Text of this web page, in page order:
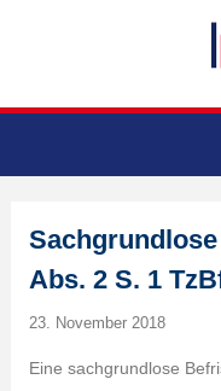
Abs. 2 S. 1
23. November 2018
Eine sachgrundlose